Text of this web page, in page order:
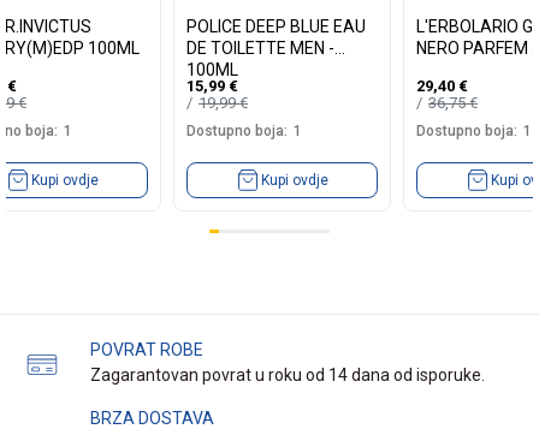
R.INVICTUS
100ML
€
€
boja: 1
Kupi ovdje
POLICE DEEP BLUE EAU
DE TOILETTE MEN -
100ML
15,99 €
19,99€
Dostupno boja: 1
Kupi ovdje
L'ERBOLARIO
NERO PARFEM
29,40 €
36,75€
Dostupno boja: 1
Kupi
POVRAT ROBE
Zagarantovan povrat u roku od 14 dana od isporuke.
BRZA DOSTAVA